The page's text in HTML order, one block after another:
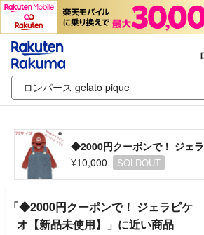
¥10,000
SOLDOUT
「◆2000円クーポンで！ ジェラピ
オ【新品未使用】」に近い商品